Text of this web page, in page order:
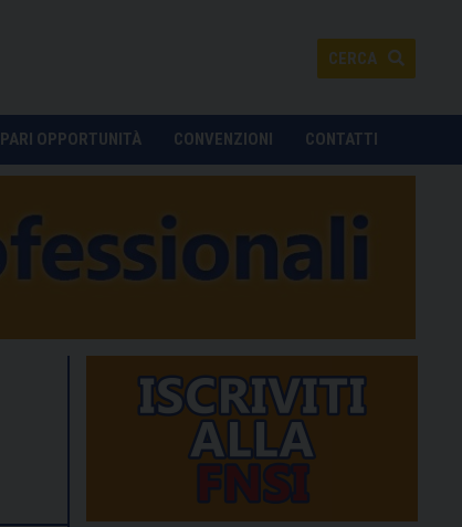
CERCA
PARI OPPORTUNITÀ CONVENZIONI CONTATTI